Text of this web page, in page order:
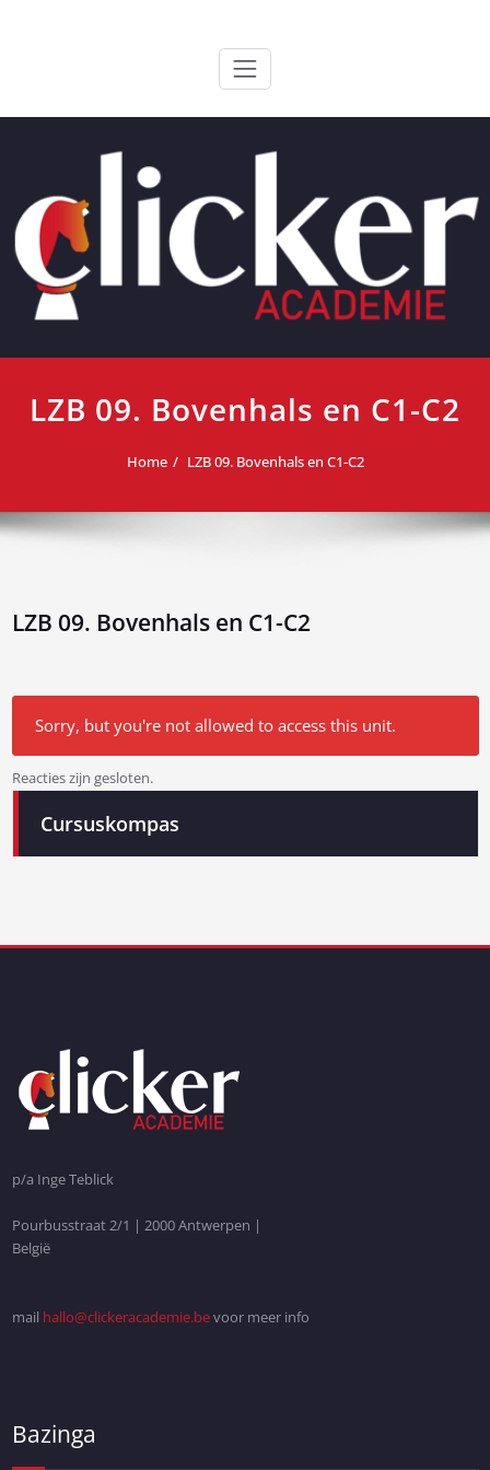
ClickerAcademie
LZB 09. Bovenhals en C1-C2
Home LZB 09. Bovenhals en C1-C2
LZB 09. Bovenhals en C1-C2
Sorry, but you're not allowed to access this unit.
Bericht
navigatie
Reacties zijn gesloten.
Cursuskompas
p/a Inge Teblick
Pourbusstraat 2/1 | 2000 Antwerpen |
België
mail hallo@clickeracademie.bevoor meer info
Bazinga